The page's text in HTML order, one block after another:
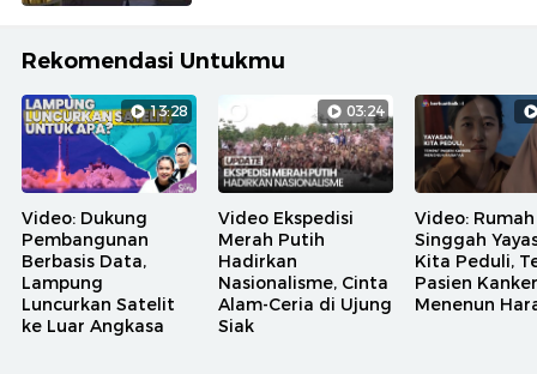
Rekomendasi Untukmu
13:28
Video: Dukung
Pembangunan
Berbasis Data,
Lampung
Luncurkan Satelit
ke Luar Angkasa
03:24
Video Ekspedisi
Merah Putih
Hadirkan
Nasionalisme, Cinta
Alam-Ceria di Ujung
Siak
Video: Rumah
Singgah
Kita Peduli,
Pasien Kanker
Menenun